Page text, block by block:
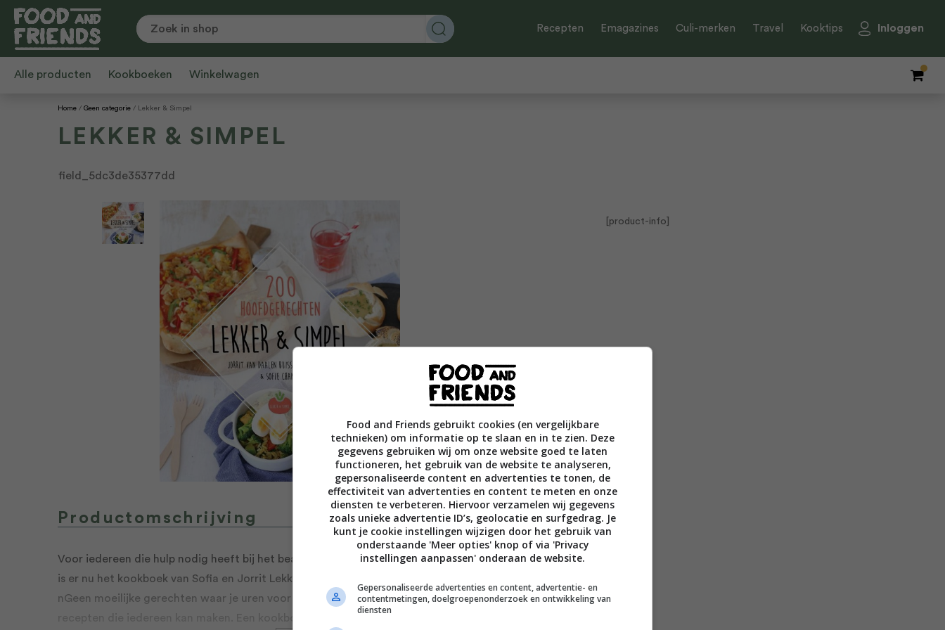
Recepten Emagazines Culi-merken Travel Kooktips Inloggen
Alle producten Kookboeken Winkelwagen
Home Geen categorie Lekker & Simpel
LEKKER & SIMPEL
field_5dc3de35377dd
Productomschrijving
Voor iedereen die hulp nodig heeft bij het beantwoorden van de vraag: ‘wat eten we vandaag?’
is er nu het kookboek van Sofia en Jorrit Lekker & Simpel.
nGeen moeilijke gerechten waar je uren voor in de keuken moet staan maar lekkere en simpele
[product-info]
Food and Friends gebruikt cookies (en vergelijkbare
technieken) om informatie op te slaan en in te zien. Deze
gegevens gebruiken wij om onze website goed te laten
functioneren, het gebruik van de website te analyseren,
gepersonaliseerde content en advertenties te tonen, de
effectiviteit van advertenties en content te meten en onze
diensten te verbeteren. Hiervoor verzamelen wij gegevens
zoals unieke advertentie ID’s, geolocatie en surfgedrag. Je
kunt je cookie instellingen wijzigen door het gebruik van
onderstaande 'Meer opties' knop of via 'Privacy
instellingen aanpassen' onderaan de website.
Gepersonaliseerde advertenties en content, advertentie- en
contentmetingen, doelgroepenonderzoek en ontwikkeling van
diensten